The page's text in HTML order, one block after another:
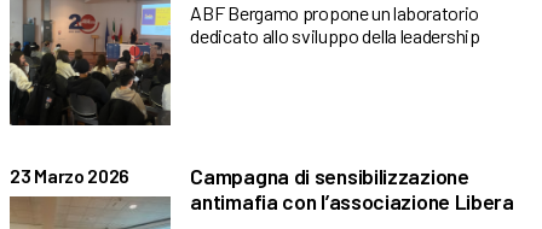
ABF Bergamo propone un laboratorio
dedicato allo sviluppo della leadership
23 Marzo 2026
Campagna di sensibilizzazione
antimafia con l’associazione Libera